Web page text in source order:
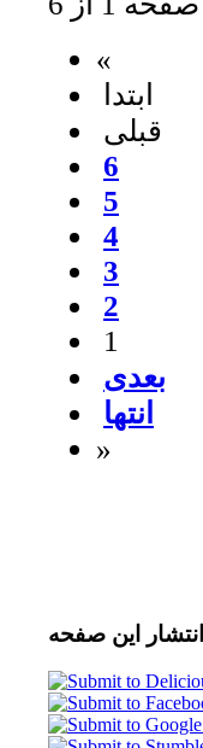
«
ابتدا
قبلی
6
5
4
3
2
1
بعدی
انتها
»
انتشار این صفحه